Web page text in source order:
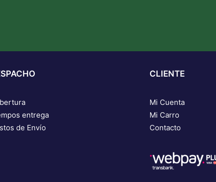
entrega
de Envío
CLIENTE
Mi Cuenta
Mi Carro
Contacto